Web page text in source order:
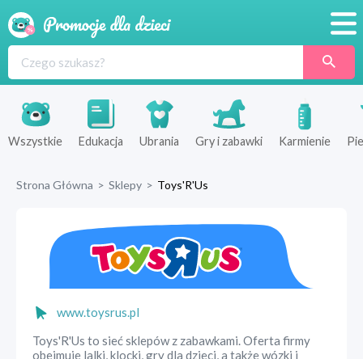
Produkty
Sklepy
Wszystkie Edukacja Ubrania Gry i zabawki Karmienie
Strona Główna > Sklepy > Toys'R'Us
www.toysrus.pl
Toys'R'Us to sieć sklepów z zabawkami. Oferta firmy
obejmuje lalki, klocki, gry dla dzieci, a także wózki i